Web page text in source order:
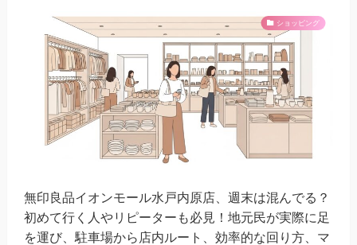
ショッピング
無印良品イオンモール水戸内原店、週末は混んでる？
初めて行く人やリピーターも必見！地元民が実際に足
を運び、駐車場から店内ルート、効率的な回り方、マ